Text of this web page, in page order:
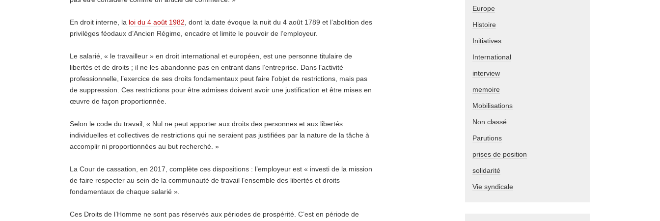
En droit interne, la loi du 4 août 1982 , dont la date évoque la nuit du 4 août 1789 et l’abolition des
privilèges féodaux d’Ancien Régime, encadre et limite le pouvoir de l’employeur.
Le salarié, « le travailleur » en droit international et européen, est une personne titulaire de
libertés et de droits ; il ne les abandonne pas en entrant dans l’entreprise. Dans l’activité
professionnelle, l’exercice de ses droits fondamentaux peut faire l’objet de restrictions, mais pas
de suppression. Ces restrictions pour être admises doivent avoir une justification et être mises en
œuvre de façon proportionnée.
Selon le code du travail, « Nul ne peut apporter aux droits des personnes et aux libertés
individuelles et collectives de restrictions qui ne seraient pas justifiées par la nature de la tâche à
accomplir ni proportionnées au but recherché. »
La Cour de cassation, en 2017, complète ces dispositions : l’employeur est « investi de la mission
de faire respecter au sein de la communauté de travail l’ensemble des libertés et droits
fondamentaux de chaque salarié ».
Ces Droits de l’Homme ne sont pas réservés aux périodes de prospérité. C’est en période de
Europe
Histoire
Initiatives
International
interview
memoire
Mobilisations
Non classé
Parutions
prises de position
solidarité
Vie syndicale